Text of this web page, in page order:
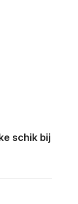
schik bij